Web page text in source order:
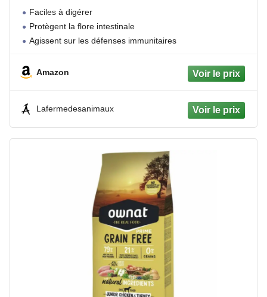
Faciles à digérer
Protègent la flore intestinale
Agissent sur les défenses immunitaires
Amazon
Lafermedesanimaux